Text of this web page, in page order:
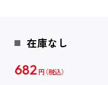
在庫なし
682 円